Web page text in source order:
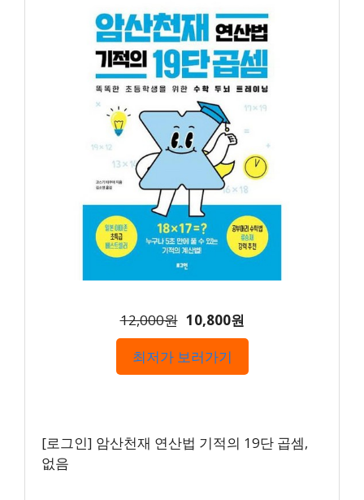
12,000원 10,800원
최저가 보러가기
[로그인] 암산천재 연산법 기적의 19단 곱셈,
없음